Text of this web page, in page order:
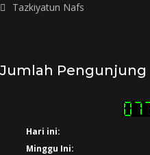
Tazkiyatun Nafs
Jumlah Pengunjung
Hari ini:
Minggu Ini: